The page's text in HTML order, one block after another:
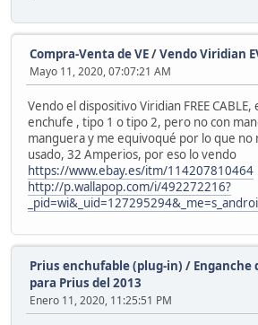
Compra-Venta de VE/Vendo Viridian
Mayo 11, 2020, 07:07:21 AM
Vendo el dispositivo Viridian FREE
enchufe , tipo 1 o tipo 2, pero no con
manguera y me equivoqué por lo que no
usado, 32 Amperios, por eso lo vendo
https://www.ebay.es/itm/114207810464
http://p.wallapop.com/i/492272216?
Prius enchufable (plug-in) / Enganche
para Prius del 2013
Enero 11, 2020, 11:25:51 PM